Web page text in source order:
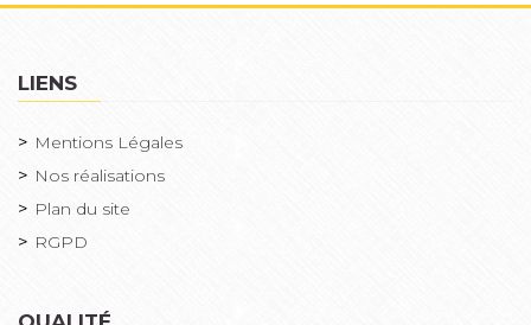
LIENS
Mentions Légales
Nos réalisations
Plan du site
RGPD